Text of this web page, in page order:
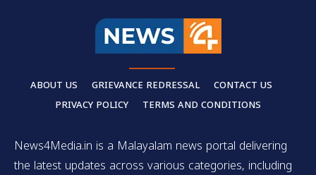
ABOUT US GRIEVANCE REDRESSAL
CONTACT US
PRIVACY POLICY
TERMS AND CONDITIONS
News4Media.in is a Malayalam news portal delivering
the latest updates across various categories, including